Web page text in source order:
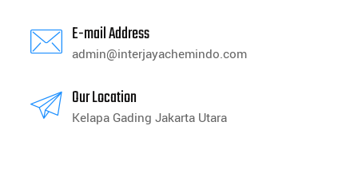
E-mail Address
admin@interjayachemindo.com
Our Location
Kelapa Gading Jakarta Utara